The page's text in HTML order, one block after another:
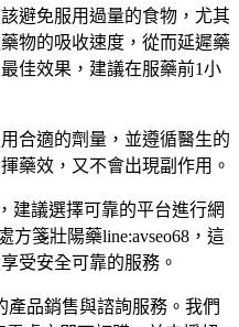
避免服用過量的食物，尤其
物的吸收速度，從而延遲藥
佳效果，建議在服藥前1小
合適的劑量，並遵循醫生的
藥效，又不會出現副作用。
建議選擇可靠的平台進行網
方箋壯陽藥line:avseo68，這
受安全可靠的服務。
產品銷售與諮詢服務。我們